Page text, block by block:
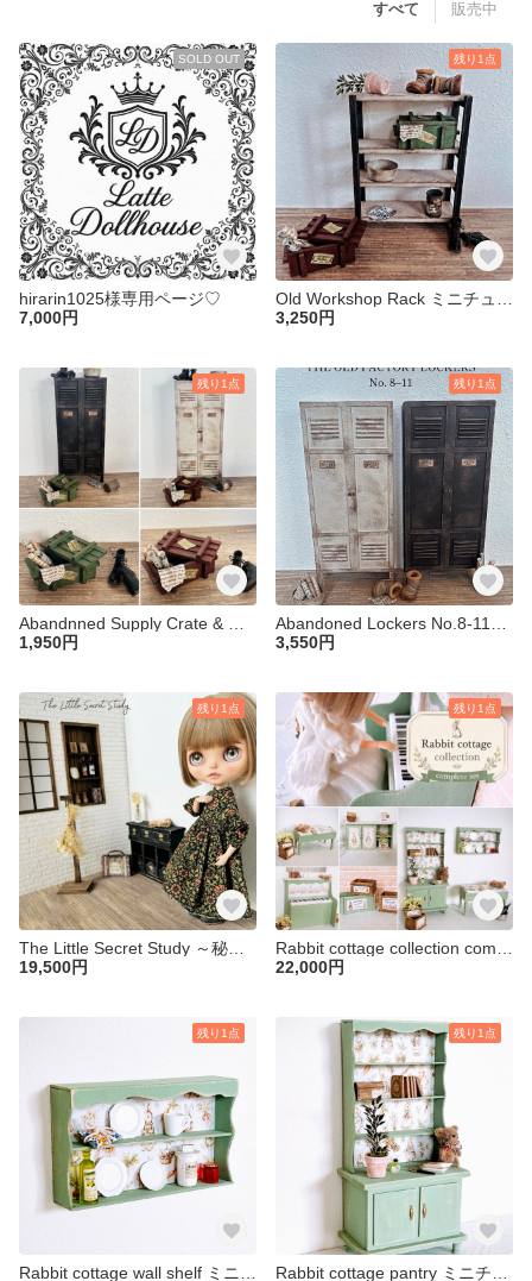
すべて 販売中
SOLD OUT
hirarin1025様専用ページ♡
7,000円
残り1点
3,250円
残り1点
1,950円
残り1点
3,550円
残り1点
19,500円
残り1点
22,000円
残り1点 残り1点